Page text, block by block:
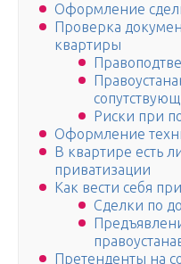
Оформление
Проверка
квартиры
Риски при
Оформление
В квартире есть
приватизации
Как вести себя
Сделки по
Претенденты на